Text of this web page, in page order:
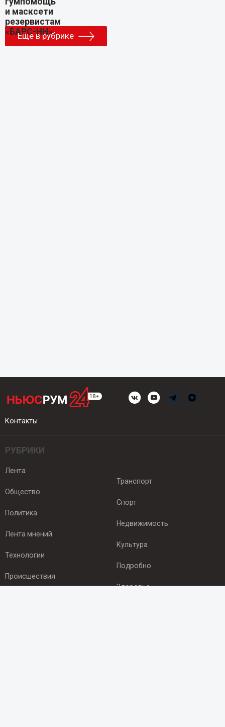
Еще в рубрике
Контакты
РУБРИКИ
Лента
Общество
Политика
Лента мнений
Технологии
Происшествия
Транспорт
Спорт
Недвижимость
Культура
Подробно
Здоровье